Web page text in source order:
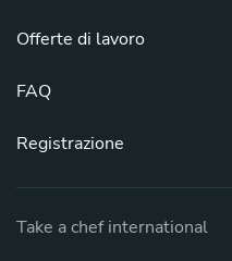
Offerte di lavoro
FAQ
Registrazione
Take a chef international